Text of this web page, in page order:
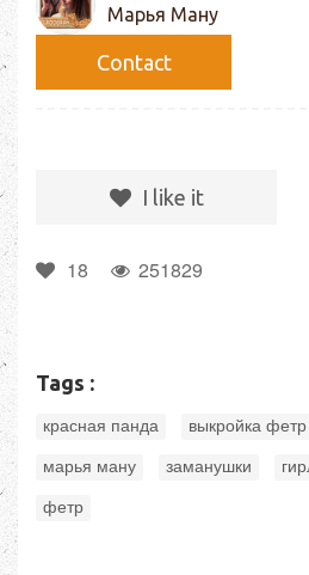
Марья Ману
Сontact
I like it
18 251829
Tags :
красная панда выкройка фетр
марья ману заманушки
фетр